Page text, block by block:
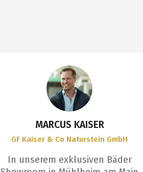
MARCUS KAISER
GF Kaiser & Co Naturstein GmbH
In unserem exklusiven Bäder